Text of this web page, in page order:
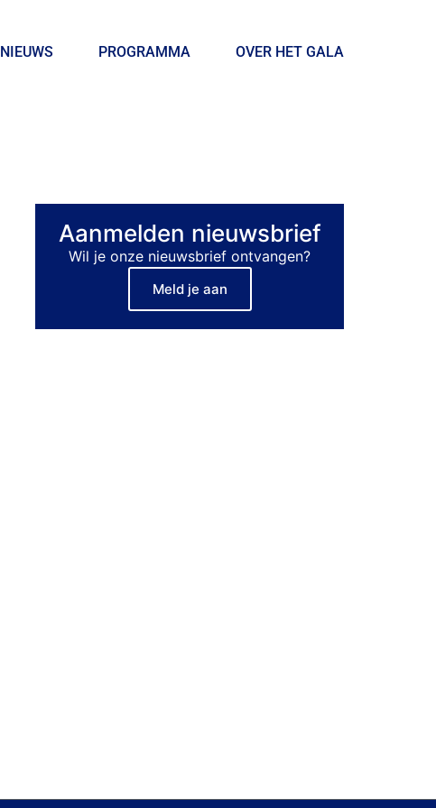
NIEUWS PROGRAMMA OVER HET GALA
Aanmelden nieuwsbrief
Wil je onze nieuwsbrief ontvangen?
Meld je aan